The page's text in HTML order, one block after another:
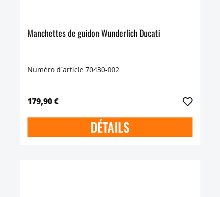
Manchettes de guidon Wunderlich Ducati
Numéro d´article 70430-002
179,90 €
DÉTAILS